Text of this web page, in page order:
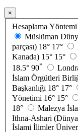
×
Hesaplama Yöntemi
Müslüman
parçası) 18° 17°
Kanada) 15° 15°
18.5° 90*
İslam Örgütleri
Başkanlığı 18° 17°
Yönetimi 16° 15°
18°
Malezya
Ithna-Ashari
İslami İlimler